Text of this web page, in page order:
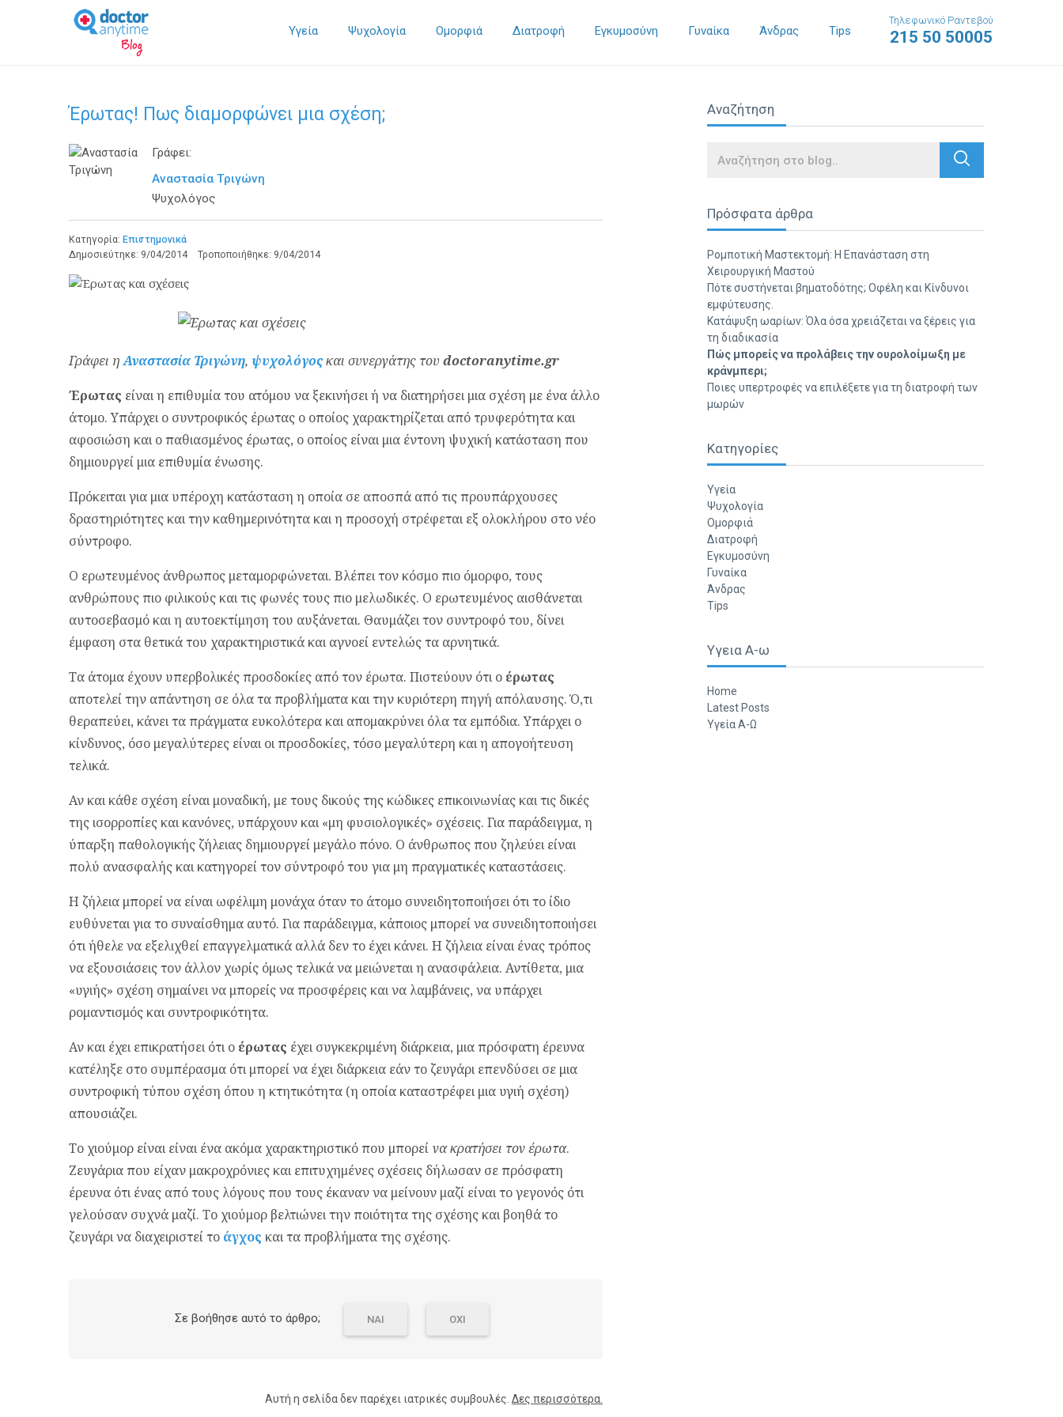
Υγεία Ψυχολογία Ομορφιά Διατροφή Εγκυμοσύνη Γυναίκα Άνδρας Tips
Τηλεφωνικό Ραντεβού
215 50 50005
Έρωτας! Πως διαμορφώνει μια σχέση;
Γράφει:
Αναστασία Τριγώνη
Ψυχολόγος
Κατηγορία: Επιστημονικά
Δημοσιεύτηκε: 9/04/2014 Τροποποιήθηκε: 9/04/2014
Γράφει ηΑναστασία Τριγώνη, ψυχολόγοςκαι συνεργάτης του doctoranytime.gr
Έρωτας είναι η επιθυμία του ατόμου να ξεκινήσει ή να διατηρήσει μια σχέση με ένα άλλο
άτομο. Υπάρχει ο συντροφικός έρωτας ο οποίος χαρακτηρίζεται από τρυφερότητα και
αφοσιώση και ο παθιασμένος έρωτας, ο οποίος είναι μια έντονη ψυχική κατάσταση που
δημιουργεί μια επιθυμία ένωσης.
Πρόκειται για μια υπέροχη κατάσταση η οποία σε αποσπά από τις προυπάρχουσες
δραστηριότητες και την καθημερινότητα και η προσοχή στρέφεται εξ ολοκλήρου στο νέο
σύντροφο.
Ο ερωτευμένος άνθρωπος μεταμορφώνεται. Βλέπει τον κόσμο πιο όμορφο, τους
ανθρώπους πιο φιλικούς και τις φωνές τους πιο μελωδικές. Ο ερωτευμένος αισθάνεται
αυτοσεβασμό και η αυτοεκτίμηση του αυξάνεται. Θαυμάζει τον συντροφό του, δίνει
έμφαση στα θετικά του χαρακτηριστικά και αγνοεί εντελώς τα αρνητικά.
Τα άτομα έχουν υπερβολικές προσδοκίες από τον έρωτα. Πιστεύουν ότι ο έρωτας
αποτελεί την απάντηση σε όλα τα προβλήματα και την κυριότερη πηγή απόλαυσης. Ό,τι
θεραπεύει, κάνει τα πράγματα ευκολότερα και απομακρύνει όλα τα εμπόδια. Υπάρχει ο
κίνδυνος, όσο μεγαλύτερες είναι οι προσδοκίες, τόσο μεγαλύτερη και η απογοήτευση
τελικά.
Αν και κάθε σχέση είναι μοναδική, με τους δικούς της κώδικες επικοινωνίας και τις δικές
της ισορροπίες και κανόνες, υπάρχουν και «μη φυσιολογικές» σχέσεις. Για παράδειγμα, η
ύπαρξη παθολογικής ζήλειας δημιουργεί μεγάλο πόνο. Ο άνθρωπος που ζηλεύει είναι
πολύ ανασφαλής και κατηγορεί τον σύντροφό του για μη πραγματικές καταστάσεις.
Η ζήλεια μπορεί να είναι ωφέλιμη μονάχα όταν το άτομο συνειδητοποιήσει ότι το ίδιο
ευθύνεται για το συναίσθημα αυτό. Για παράδειγμα, κάποιος μπορεί να συνειδητοποιήσει
ότι ήθελε να εξελιχθεί επαγγελματικά αλλά δεν το έχει κάνει. Η ζήλεια είναι ένας τρόπος
να εξουσιάσεις τον άλλον χωρίς όμως τελικά να μειώνεται η ανασφάλεια. Αντίθετα, μια
«υγιής» σχέση σημαίνει να μπορείς να προσφέρεις και να λαμβάνεις, να υπάρχει
ρομαντισμός και συντροφικότητα.
Αν και έχει επικρατήσει ότι ο έρωτας έχει συγκεκριμένη διάρκεια, μια πρόσφατη έρευνα
κατέληξε στο συμπέρασμα ότι μπορεί να έχει διάρκεια εάν το ζευγάρι επενδύσει σε μια
συντροφική τύπου σχέση όπου η κτητικότητα (η οποία καταστρέφει μια υγιή σχέση)
απουσιάζει.
Το χιούμορ είναι είναι ένα ακόμα χαρακτηριστικό που μπορεί να κρατήσει τον έρωτα.
Ζευγάρια που είχαν μακροχρόνιες και επιτυχημένες σχέσεις δήλωσαν σε πρόσφατη
έρευνα ότι ένας από τους λόγους που τους έκαναν να μείνουν μαζί είναι το γεγονός ότι
γελούσαν συχνά μαζί. Το χιούμορ βελτιώνει την ποιότητα της σχέσης και βοηθά το
ζευγάρι να διαχειριστεί το άγχος και τα προβλήματα της σχέσης.
Σε βοήθησε αυτό το άρθρο; ΝΑΙ ΟΧΙ
Αυτή η σελίδα δεν παρέχει ιατρικές συμβουλές. Δες περισσότερα.
Αναζήτηση
Search
Πρόσφατα άρθρα
Ρομποτική Μαστεκτομή: Η Επανάσταση στη
Χειρουργική Μαστού
Πότε συστήνεται βηματοδότης; Οφέλη και Κίνδυνοι
εμφύτευσης.
Κατάψυξη ωαρίων: Όλα όσα χρειάζεται να ξέρεις για
τη διαδικασία
Πώς μπορείς να προλάβεις την ουρολοίμωξη με
κράνμπερι;
Ποιες υπερτροφές να επιλέξετε για τη διατροφή των
μωρών
Κατηγορίες
Υγεία
Ψυχολογία
Ομορφιά
Διατροφή
Εγκυμοσύνη
Γυναίκα
Άνδρας
Tips
Υγεια Α-ω
Home
Latest Posts
Υγεία Α-Ω